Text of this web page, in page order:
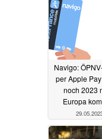
Navigo:
per Apple
noch 2023
Europa